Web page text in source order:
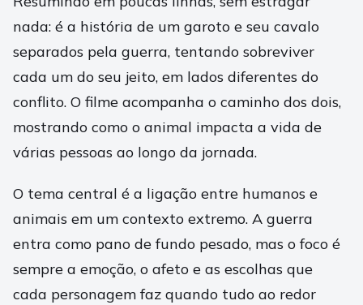
nada: é a história de um garoto e seu cavalo
separados pela guerra, tentando sobreviver
cada um do seu jeito, em lados diferentes do
conflito. O filme acompanha o caminho dos dois,
mostrando como o animal impacta a vida de
várias pessoas ao longo da jornada.
O tema central é a ligação entre humanos e
animais em um contexto extremo. A guerra
entra como pano de fundo pesado, mas o foco é
sempre a emoção, o afeto e as escolhas que
cada personagem faz quando tudo ao redor